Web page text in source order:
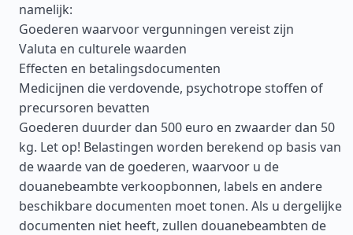
namelijk:
Goederen waarvoor vergunningen vereist zijn
Valuta en culturele waarden
Effecten en betalingsdocumenten
Medicijnen die verdovende, psychotrope stoffen of
precursoren bevatten
Goederen duurder dan 500 euro en zwaarder dan 50
kg. Let op! Belastingen worden berekend op basis van
de waarde van de goederen, waarvoor u de
douanebeambte verkoopbonnen, labels en andere
beschikbare documenten moet tonen. Als u dergelijke
documenten niet heeft, zullen douanebeambten de